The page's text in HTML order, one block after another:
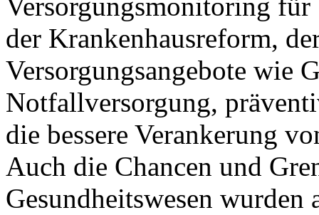
Versorgungsmonitoring
der Krankenhausreform,
Versorgungsangebote wie
Notfallversorgung,
die bessere Verankerung
Auch die Chancen und
Gesundheitswesen wurden